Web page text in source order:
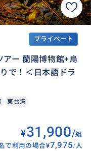
プライベート
アー 蘭陽博物館+烏
で！＜日本語ドラ
東台湾
¥31,900/組
で利用の場合¥7,975/人